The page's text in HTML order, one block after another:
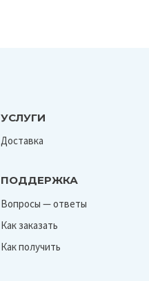
УСЛУГИ
Доставка
ПОДДЕРЖКА
Вопросы — ответы
Как заказать
Как получить